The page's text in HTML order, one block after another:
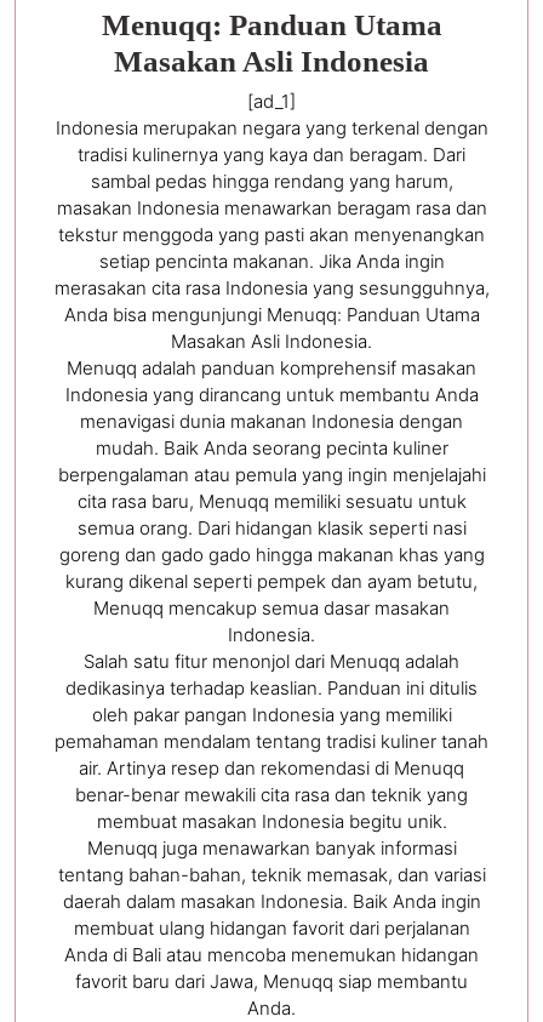
Menuqq: Panduan Utama
Masakan Asli Indonesia
[ad_1]
Indonesia merupakan negara yang terkenal dengan
tradisi kulinernya yang kaya dan beragam. Dari
sambal pedas hingga rendang yang harum,
masakan Indonesia menawarkan beragam rasa dan
tekstur menggoda yang pasti akan menyenangkan
setiap pencinta makanan. Jika Anda ingin
merasakan cita rasa Indonesia yang sesungguhnya,
Anda bisa mengunjungi Menuqq: Panduan Utama
Masakan Asli Indonesia.
Menuqq adalah panduan komprehensif masakan
Indonesia yang dirancang untuk membantu Anda
menavigasi dunia makanan Indonesia dengan
mudah. Baik Anda seorang pecinta kuliner
berpengalaman atau pemula yang ingin menjelajahi
cita rasa baru, Menuqq memiliki sesuatu untuk
semua orang. Dari hidangan klasik seperti nasi
goreng dan gado gado hingga makanan khas yang
kurang dikenal seperti pempek dan ayam betutu,
Menuqq mencakup semua dasar masakan
Indonesia.
Salah satu fitur menonjol dari Menuqq adalah
dedikasinya terhadap keaslian. Panduan ini ditulis
oleh pakar pangan Indonesia yang memiliki
pemahaman mendalam tentang tradisi kuliner tanah
air. Artinya resep dan rekomendasi di Menuqq
benar-benar mewakili cita rasa dan teknik yang
membuat masakan Indonesia begitu unik.
Menuqq juga menawarkan banyak informasi
tentang bahan-bahan, teknik memasak, dan variasi
daerah dalam masakan Indonesia. Baik Anda ingin
membuat ulang hidangan favorit dari perjalanan
Anda di Bali atau mencoba menemukan hidangan
favorit baru dari Jawa, Menuqq siap membantu
Anda.